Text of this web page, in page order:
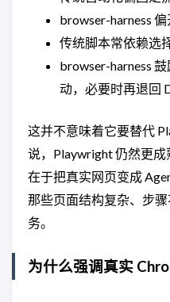
browser-harness 偏
传统脚本常依赖选
browser-harness
动，必要时再退回
这并不意味着它要替代
说，Playwright 仍然更成
在于把真实网页变成
那些页面结构复杂、步
务。
为什么强调真实